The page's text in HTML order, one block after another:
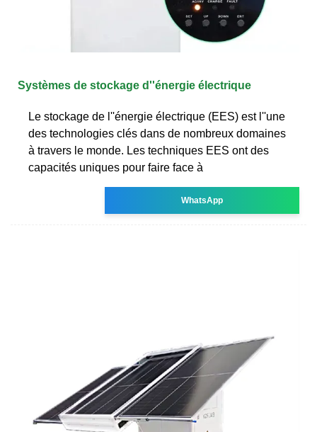
Systèmes de stockage d''énergie électrique
Le stockage de l''énergie électrique (EES) est l''une
des technologies clés dans de nombreux domaines
à travers le monde. Les techniques EES ont des
capacités uniques pour faire face à
WhatsApp